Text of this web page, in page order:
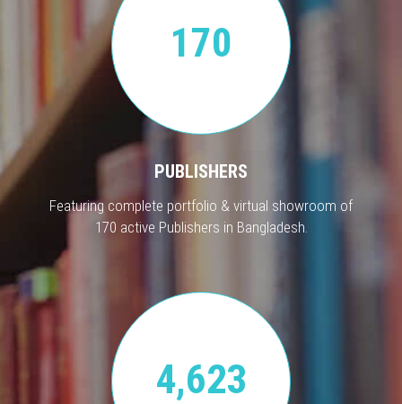
170
PUBLISHERS
Featuring complete portfolio & virtual showroom of
170 active Publishers in Bangladesh.
4,623